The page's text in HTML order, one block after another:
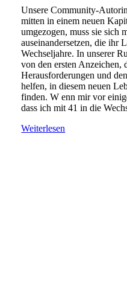
Unsere Community-
mitten in einem neuen
umgezogen, muss sie sich
auseinandersetzen, die ihr
Wechseljahre. In unserer
von den ersten Anzeichen,
Herausforderungen und
helfen, in diesem neuen
finden. W enn mir vor
dass ich mit 41 in die
Weiterlesen